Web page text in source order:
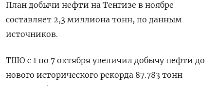
План добычи нефти на Тенгизе в ноябре
составляет 2,3 миллиона тонн, по данным
источников.
ТШО с 1 по 7 октября увеличил добычу нефти до
нового исторического рекорда 87.783 тонн